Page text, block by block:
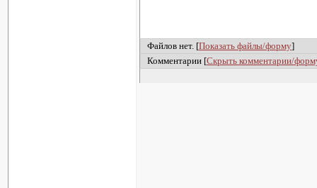
Файлов нет. [Показать файлы/форму]
Комментарии [Скрыть комментарии/